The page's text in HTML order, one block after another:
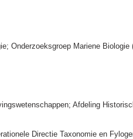
Onderzoeksgroep Mariene Biologie
Afdeling
Directie Taxonomie en